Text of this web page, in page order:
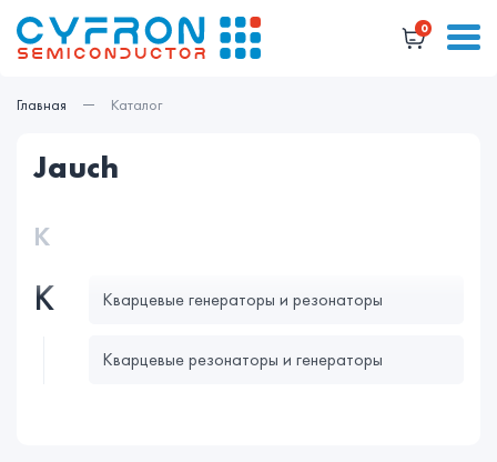
0
Главная Каталог
jauch
К
К Кварцевые генераторы и резонаторы
Кварцевые резонаторы и генераторы